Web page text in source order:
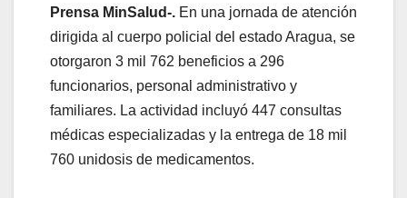
Prensa MinSalud-. En una jornada de atención
dirigida al cuerpo policial del estado Aragua, se
otorgaron 3 mil 762 beneficios a 296
funcionarios, personal administrativo y
familiares. La actividad incluyó 447 consultas
médicas especializadas y la entrega de 18 mil
760 unidosis de medicamentos.